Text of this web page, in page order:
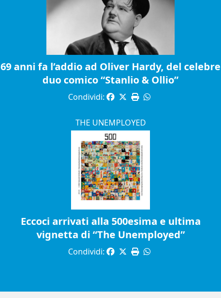
69 anni fa l’addio ad Oliver Hardy, del celebre
duo comico “Stanlio & Ollio”
Condividi:
THE UNEMPLOYED
Eccoci arrivati alla 500esima e ultima
vignetta di “The Unemployed”
Condividi: